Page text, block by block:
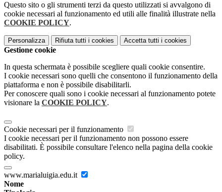
Questo sito o gli strumenti terzi da questo utilizzati si avvalgono di
cookie necessari al funzionamento ed utili alle finalità illustrate nella
COOKIE POLICY.
Personalizza Rifiuta tutti i cookies Accetta tutti i cookies
Gestione cookie
In questa schermata è possibile scegliere quali cookie consentire.
I cookie necessari sono quelli che consentono il funzionamento della
piattaforma e non è possibile disabilitarli.
Per conoscere quali sono i cookie necessari al funzionamento potete
visionare la COOKIE POLICY.
Cookie necessari per il funzionamento
I cookie necessari per il funzionamento non possono essere
disabilitati. È possibile consultare l'elenco nella pagina della cookie
policy.
www.marialuigia.edu.it
Nome